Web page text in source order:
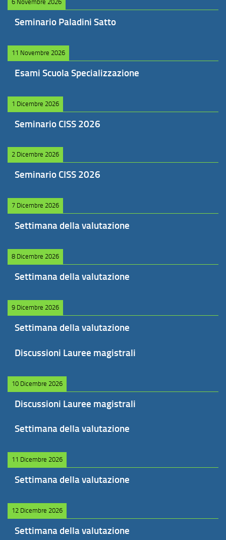
6 Novembre 2026
Seminario Paladini Satto
11 Novembre 2026
Esami Scuola Specializzazione
1 Dicembre 2026
Seminario CISS 2026
2 Dicembre 2026
Seminario CISS 2026
7 Dicembre 2026
Settimana della valutazione
8 Dicembre 2026
Settimana della valutazione
9 Dicembre 2026
Settimana della valutazione
Discussioni Lauree magistrali
10 Dicembre 2026
Discussioni Lauree magistrali
Settimana della valutazione
11 Dicembre 2026
Settimana della valutazione
12 Dicembre 2026
Settimana della valutazione